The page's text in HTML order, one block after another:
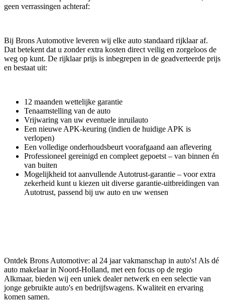
geen verrassingen achteraf:
Bij Brons Automotive leveren wij elke auto standaard rijklaar af.
Dat betekent dat u zonder extra kosten direct veilig en zorgeloos de
weg op kunt. De rijklaar prijs is inbegrepen in de geadverteerde prijs
en bestaat uit:
12 maanden wettelijke garantie
Tenaamstelling van de auto
Vrijwaring van uw eventuele inruilauto
Een nieuwe APK-keuring (indien de huidige APK is
verlopen)
Een volledige onderhoudsbeurt voorafgaand aan aflevering
Professioneel gereinigd en compleet gepoetst – van binnen én
van buiten
Mogelijkheid tot aanvullende Autotrust-garantie – voor extra
zekerheid kunt u kiezen uit diverse garantie-uitbreidingen van
Autotrust, passend bij uw auto en uw wensen
Ontdek Brons Automotive: al 24 jaar vakmanschap in auto's! Als dé
auto makelaar in Noord-Holland, met een focus op de regio
Alkmaar, bieden wij een uniek dealer netwerk en een selectie van
jonge gebruikte auto's en bedrijfswagens. Kwaliteit en ervaring
komen samen.